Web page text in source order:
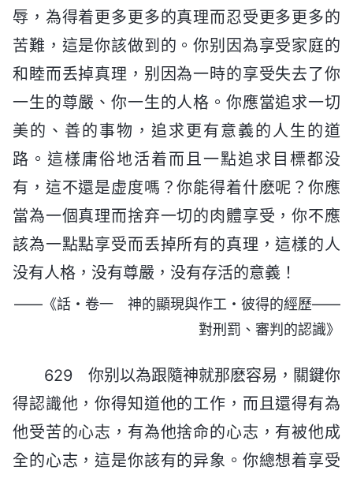
辱，為得着更多更多的真理而忍受更多更多的
苦難，這是你該做到的。你别因為享受家庭的
和睦而丢掉真理，别因為一時的享受失去了你
一生的尊嚴、你一生的人格。你應當追求一切
美的、善的事物，追求更有意義的人生的道
路。這樣庸俗地活着而且一點追求目標都没
有，這不還是虚度嗎？你能得着什麽呢？你應
當為一個真理而捨弃一切的肉體享受，你不應
該為一點點享受而丢掉所有的真理，這樣的人
没有人格，没有尊嚴，没有存活的意義！
——《話・卷一 神的顯現與作工・彼得的經歷——
對刑罰、審判的認識》
629 你别以為跟隨神就那麽容易，關鍵你
得認識他，你得知道他的工作，而且還得有為
他受苦的心志，有為他捨命的心志，有被他成
全的心志，這是你該有的异象。你總想着享受